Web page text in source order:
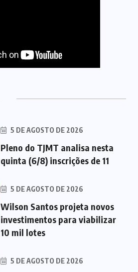
5 DE AGOSTO DE 2026
Pleno do TJMT analisa nesta
quinta (6/8) inscrições de 11
5 DE AGOSTO DE 2026
Wilson Santos projeta novos
investimentos para viabilizar
10 mil lotes
5 DE AGOSTO DE 2026